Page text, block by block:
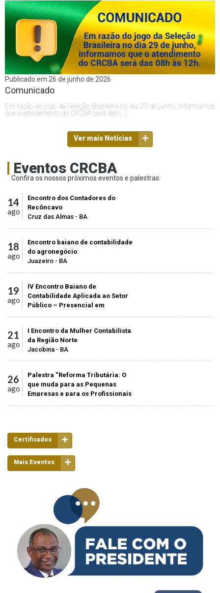
Publicado em 26 de junho de 2026
Comunicado
Em razão do jogo da Seleção Brasileira no dia 29 de junho, informamos
que o atendimento do CRCBA será das […]
Ver mais Notícias
Eventos CRCBA
Confira os nossos próximos eventos e palestras:
14
ago
Encontro dos Contadores do
Recôncavo
Cruz das Almas - BA
18
ago
Encontro baiano de contabilidade
do agronegócio
Juazeiro - BA
19
ago
IV Encontro Baiano de
Contabilidade Aplicada ao Setor
Público – Presencial em
21
ago
I Encontro da Mulher Contabilista
da Região Norte
Jacobina - BA
26
ago
Palestra “Reforma Tributária: O
que muda para as Pequenas
Empresas e para os Profissionais
Certificados
Mais Eventos